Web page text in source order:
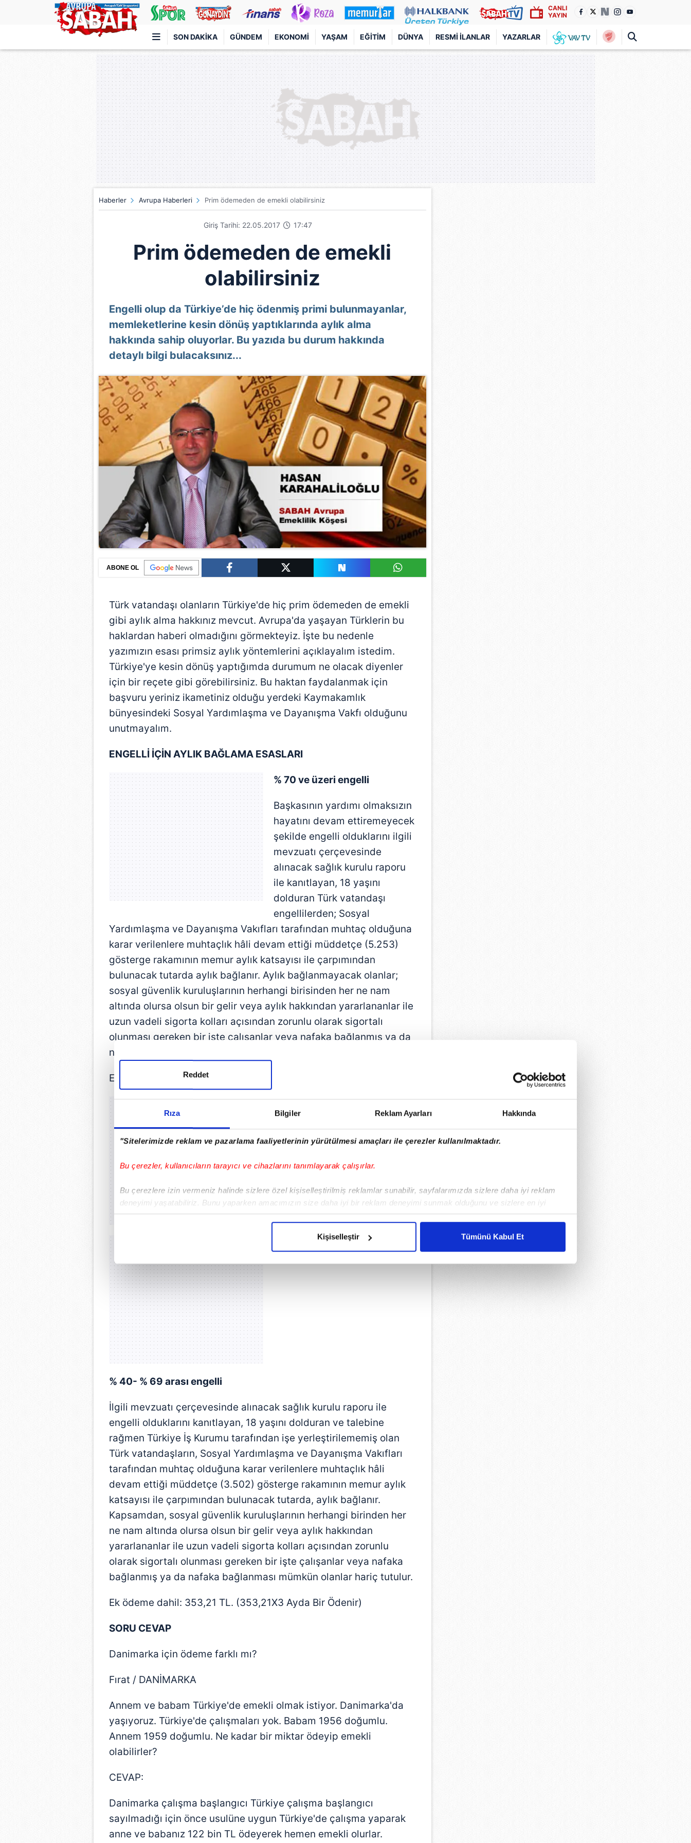
Rıza Bilgiler Reklam Ayarları Hakkında
"Sitelerimizde reklam ve pazarlama faaliyetlerinin yürütülmesi amaçları ile çerezler kullanılmaktadır.
Bu çerezler, kullanıcıların tarayıcı ve cihazlarını tanımlayarak çalışırlar.
Bu çerezlere izin vermeniz halinde sizlere özel kişiselleştirilmiş reklamlar sunabilir, sayfalarımızda sizlere daha iyi reklam
deneyimi yaşatabiliriz. Bunu yaparken amacımızın size daha iyi bir reklam deneyimi sunmak olduğunu ve sizlere en iyi
içerikleri sunabilmek adına elimizden gelen çabayı gösterdiğimizi ve bu noktada, reklamların maliyetlerimizi karşılamak
Her halükârda, kullanıcılar, bu çerezlere izin vermedikleri takdirde, kullanıcılara hedefli reklamlar gösterilmeyecektir."
Sizlere daha iyi bir hizmet sunabilmek için İnternet Sitemizde kendimize ve üçüncü kişilere ait çerezler kullanılmaktadır. Bu
çerezler vasıtasıyla çeşitli kişisel verileriniz işlenmekte olup gerekli olan çerezler bilgi toplumu hizmetlerinin sunulması
amacıyla kullanılmaktadır. Diğer çerezler, sitemizin daha işlevsel kılınması ve kişiselleştirilmesi ve sizlere yönelik
reklam/pazarlama faaliyetlerinin yapılması, amaçlarıyla sınırlı olarak açık rızanız dahilinde kullanılacaktır.
Çerezlere ilişkin tercihlerinizi aşağıda yer alan panel vasıtasıyla belirleyebilirsiniz. Çerezlere ilişkin detaylı bilgi için Ayarlar
butonuna tıklayabilir, Çerez Bilgilendirme Metnimizi
6698 sayılı Kişisel Verilerin Korunması Kanunu uyarınca hazırlanmış Aydınlatma Metnimizi okumak ve sitemizde ilgili
mevzuata uygun olarak kullanılan çerezlerle ilgili bilgi almak için lütfen
Reddet
Kişiselleştir Tümünü Kabul Et
CANLI
YAYIN
SON DAKIKA GÜNDEM EKONOMI YAŞAM EĞITIM DÜNYA RESMI İLANLAR YAZARLAR
Türkiye'nin en iyi haber sitesi
Haberler Avrupa Haberleri Prim ödemeden de emekli olabilirsiniz
Giriş Tarihi: 22.05.2017 17:47
Prim ödemeden de emekli
olabilirsiniz
Engelli olup da Türkiye’de hiç ödenmiş primi bulunmayanlar,
memleketlerine kesin dönüş yaptıklarında aylık alma
hakkında sahip oluyorlar. Bu yazıda bu durum hakkında
detaylı bilgi bulacaksınız...
ABONE OL
Türk vatandaşı olanların Türkiye'de hiç prim ödemeden de emekli
gibi aylık alma hakkınız mevcut. Avrupa'da yaşayan Türklerin bu
haklardan haberi olmadığını görmekteyiz. İşte bu nedenle
yazımızın esası primsiz aylık yöntemlerini açıklayalım istedim.
Türkiye'ye kesin dönüş yaptığımda durumum ne olacak diyenler
için bir reçete gibi görebilirsiniz. Bu haktan faydalanmak için
başvuru yeriniz ikametiniz olduğu yerdeki Kaymakamlık
bünyesindeki Sosyal Yardımlaşma ve Dayanışma Vakfı olduğunu
unutmayalım.
ENGELLİ İÇİN AYLIK BAĞLAMA ESASLARI
% 70 ve üzeri engelli
Başkasının yardımı olmaksızın
hayatını devam ettiremeyecek
şekilde engelli olduklarını ilgili
mevzuatı çerçevesinde
alınacak sağlık kurulu raporu
ile kanıtlayan, 18 yaşını
dolduran Türk vatandaşı
engellilerden; Sosyal
Yardımlaşma ve Dayanışma Vakıfları tarafından muhtaç olduğuna
karar verilenlere muhtaçlık hâli devam ettiği müddetçe (5.253)
gösterge rakamının memur aylık katsayısı ile çarpımından
bulunacak tutarda aylık bağlanır. Aylık bağlanmayacak olanlar;
sosyal güvenlik kuruluşlarının herhangi birisinden her ne nam
altında olursa olsun bir gelir veya aylık hakkından yararlananlar ile
uzun vadeli sigorta kolları açısından zorunlu olarak sigortalı
olunması gereken bir işte çalışanlar veya nafaka bağlanmış ya da
nafaka bağlanması mümkün olanlardır.
Ek ödeme dahil: 529,82 TL. (529,82X3 Ayda Bir Ödenir)
% 40- % 69 arası engelli
İlgili mevzuatı çerçevesinde alınacak sağlık kurulu raporu ile
engelli olduklarını kanıtlayan, 18 yaşını dolduran ve talebine
rağmen Türkiye İş Kurumu tarafından işe yerleştirilememiş olan
Türk vatandaşların, Sosyal Yardımlaşma ve Dayanışma Vakıfları
tarafından muhtaç olduğuna karar verilenlere muhtaçlık hâli
devam ettiği müddetçe (3.502) gösterge rakamının memur aylık
katsayısı ile çarpımından bulunacak tutarda, aylık bağlanır.
Kapsamdan, sosyal güvenlik kuruluşlarının herhangi birinden her
ne nam altında olursa olsun bir gelir veya aylık hakkından
yararlananlar ile uzun vadeli sigorta kolları açısından zorunlu
olarak sigortalı olunması gereken bir işte çalışanlar veya nafaka
bağlanmış ya da nafaka bağlanması mümkün olanlar hariç tutulur.
Ek ödeme dahil: 353,21 TL. (353,21X3 Ayda Bir Ödenir)
SORU CEVAP
Danimarka için ödeme farklı mı?
Fırat / DANİMARKA
Annem ve babam Türkiye'de emekli olmak istiyor. Danimarka'da
yaşıyoruz. Türkiye'de çalışmaları yok. Babam 1956 doğumlu.
Annem 1959 doğumlu. Ne kadar bir miktar ödeyip emekli
olabilirler?
CEVAP:
Danimarka çalışma başlangıcı Türkiye çalışma başlangıcı
sayılmadığı için önce usulüne uygun Türkiye'de çalışma yaparak
anne ve babanız 122 bin TL ödeyerek hemen emekli olurlar.